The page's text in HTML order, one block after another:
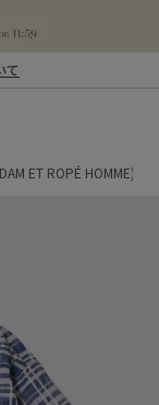
て
ET ROPÉ HOMME)